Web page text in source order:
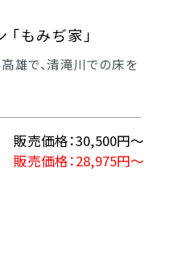
もみぢ家」
雄で、清滝川での床を
販売価格：30,500円～
販売価格：28,975円～